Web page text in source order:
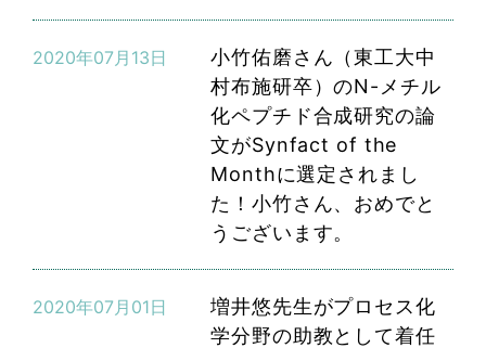
2020年07月13日
小竹佑磨さん（東工大中
村布施研卒）のN-メチル
化ペプチド合成研究の論
文がSynfact of the
Monthに選定されまし
た！小竹さん、おめでと
うございます。
2020年07月01日
増井悠先生がプロセス化
学分野の助教として着任